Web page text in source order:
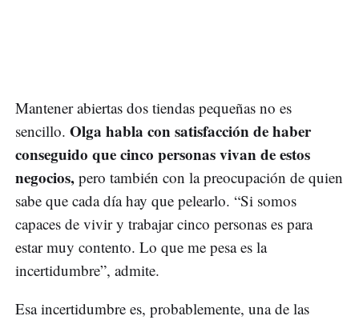
Mantener abiertas dos tiendas pequeñas no es
sencillo. Olga habla con satisfacción de haber
conseguido que cinco personas vivan de estos
negocios, pero también con la preocupación de quien
sabe que cada día hay que pelearlo. “Si somos
capaces de vivir y trabajar cinco personas es para
estar muy contento. Lo que me pesa es la
incertidumbre”, admite.
Esa incertidumbre es, probablemente, una de las